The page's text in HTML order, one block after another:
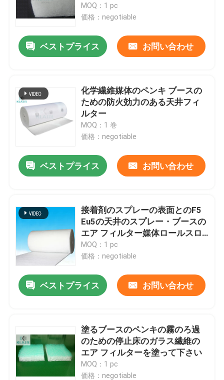
製品
私達について
スロイスF5
MOQ：1 pc
価格：negotiable
ベストプライス お問い合わせ
化学繊維媒体のペンキ ブースの
ための防火効力のある天井フィ
ルター
MOQ：1 巻
価格：negotiable
ベストプライス お問い合わせ
接着剤のスプレーの表面とのF5
Eu5の天井のスプレー・ブースの
エア フィルター媒体ロールスロ
イス
MOQ：1 pc
価格：negotiable
ベストプライス お問い合わせ
塗るブースのペンキの霧のろ過
のための停止床のガラス繊維の
エア フィルターを塗って下さい
MOQ：1 pc
価格：negotiable